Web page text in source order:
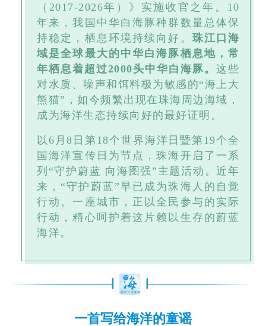
（2017-2026年）》实施收官之年。10
年来，我国中华白海豚种群数量总体保
持稳定，栖息环境持续向好。 珠江口海
域是全球最大的中华白海豚栖息地，常
年栖息着超过2000头中华白海豚。这些
对水质、噪声和饵料极为敏感的“海上大
熊猫”，如今频繁出现在珠海周边海域，
成为海洋生态持续向好的最好证明。
以6月8日第18个世界海洋日暨第19个全
国海洋宣传日为节点，珠海开启了一系
列“守护蔚蓝 向海图强”主题活动。近年
来，“守护蔚蓝”早已成为珠海人的自觉
行动。一座城市，正以全民参与的实际
行动，精心呵护着这片赖以生存的蔚蓝
海洋。
一首写给海洋的童谣